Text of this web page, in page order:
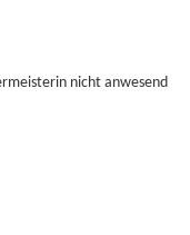
nicht anwesend